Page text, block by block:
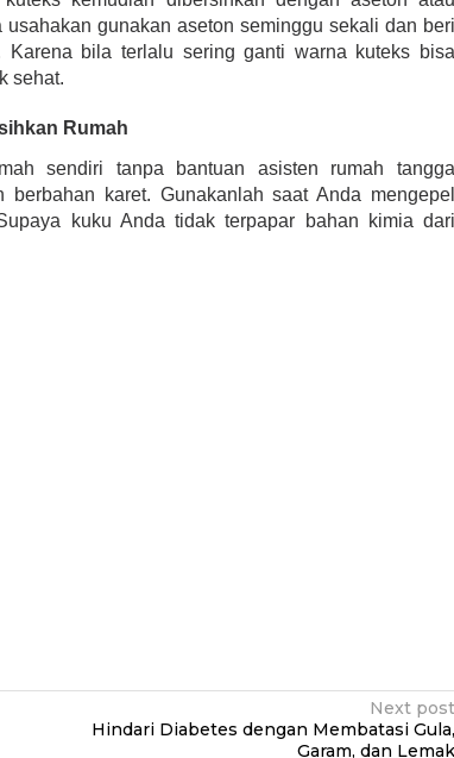
gunakan aseton seminggu sekali dan beri
Karena bila terlalu sering ganti warna kuteks bisa
sehat.
Rumah
sendiri tanpa bantuan asisten rumah tangga
berbahan karet. Gunakanlah saat Anda mengepel
kuku Anda tidak terpapar bahan kimia dari
Next post
Hindari Diabetes dengan Membatasi Gula,
Garam, dan Lemak